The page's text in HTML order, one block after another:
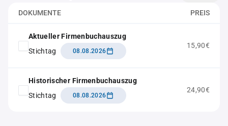
DOKUMENTE PREIS
Aktueller Firmenbuchauszug
Stichtag
08.08.2026
15,90€
Historischer Firmenbuchauszug
Stichtag
08.08.2026
24,90€